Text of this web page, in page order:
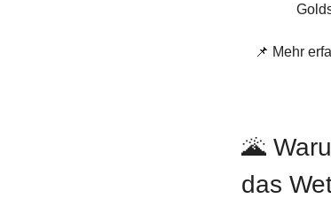
📌 Mehr
🌋
das